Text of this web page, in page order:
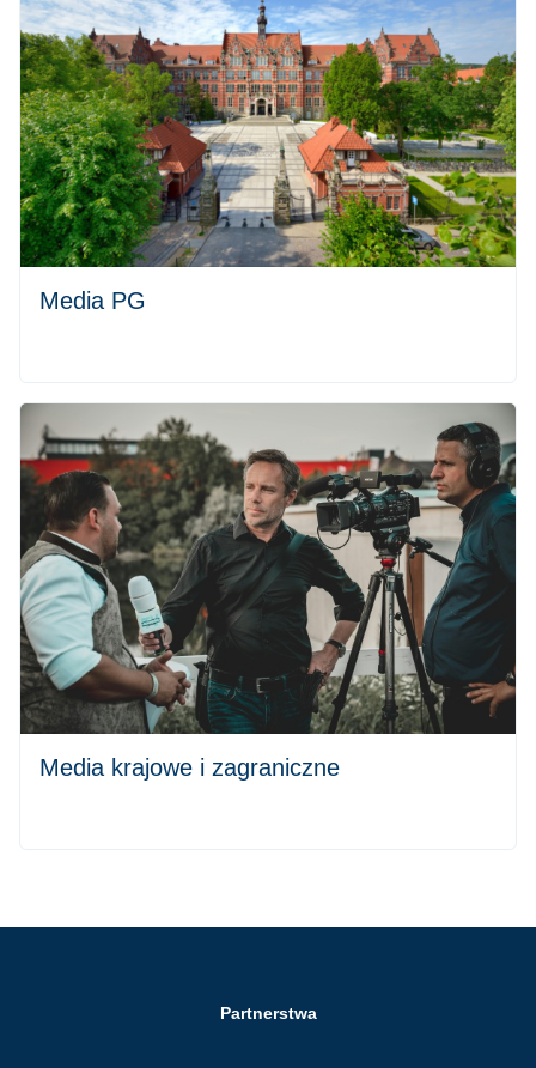
Media PG
Media krajowe i zagraniczne
Partnerstwa